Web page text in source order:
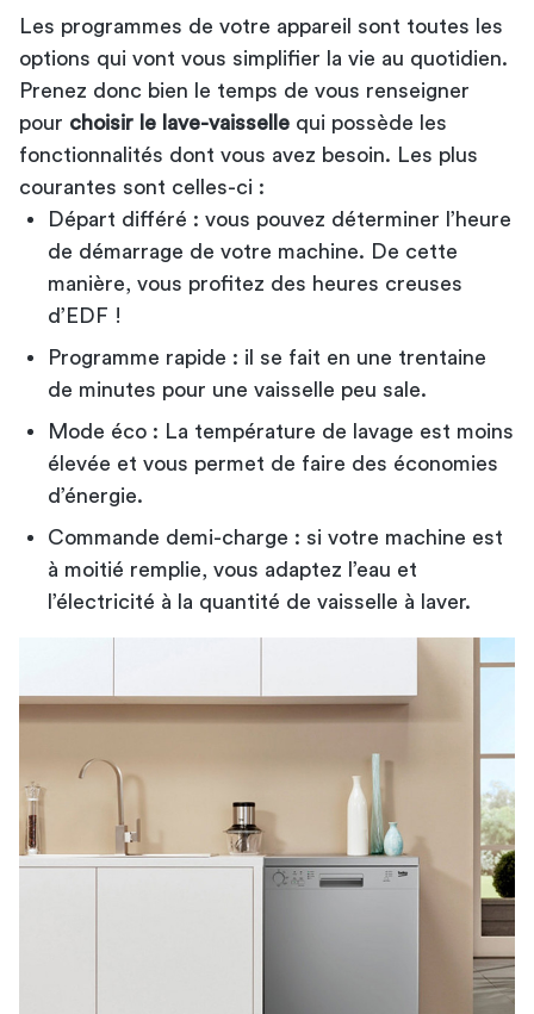
Les programmes de votre appareil sont toutes les
options qui vont vous simplifier la vie au quotidien.
Prenez donc bien le temps de vous renseigner
pour choisir le lave-vaisselle qui possède les
fonctionnalités dont vous avez besoin. Les plus
courantes sont celles-ci :
Départ différé : vous pouvez déterminer l’heure
de démarrage de votre machine. De cette
manière, vous profitez des heures creuses
d’EDF !
Programme rapide : il se fait en une trentaine
de minutes pour une vaisselle peu sale.
Mode éco : La température de lavage est moins
élevée et vous permet de faire des économies
d’énergie.
Commande demi-charge : si votre machine est
à moitié remplie, vous adaptez l’eau et
l’électricité à la quantité de vaisselle à laver.